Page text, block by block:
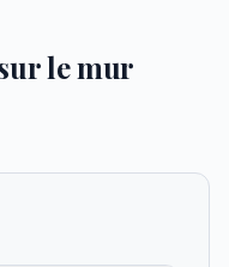
le mur